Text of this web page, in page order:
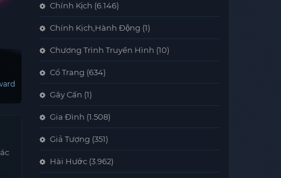
Chính Kịch (6.146)
Chính Kịch,Hành Động (1)
Chương Trình Truyền Hình (10)
Cổ Trang (634)
Gây Cấn (1)
Gia Đình (1.508)
Giả Tượng (351)
Hài Hước (3.962)